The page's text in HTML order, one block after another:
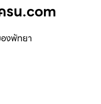
รน.com
งพัทยา